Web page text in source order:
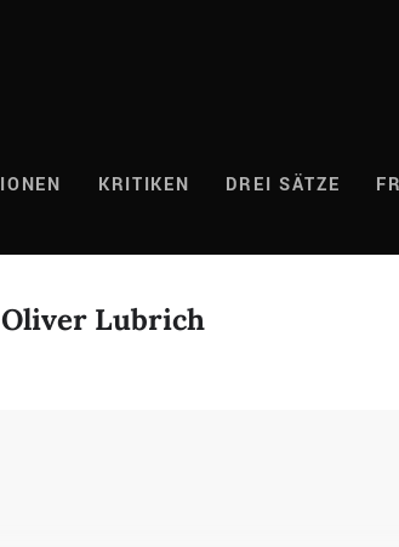
KRITIKEN DREI SÄTZE
Lubrich